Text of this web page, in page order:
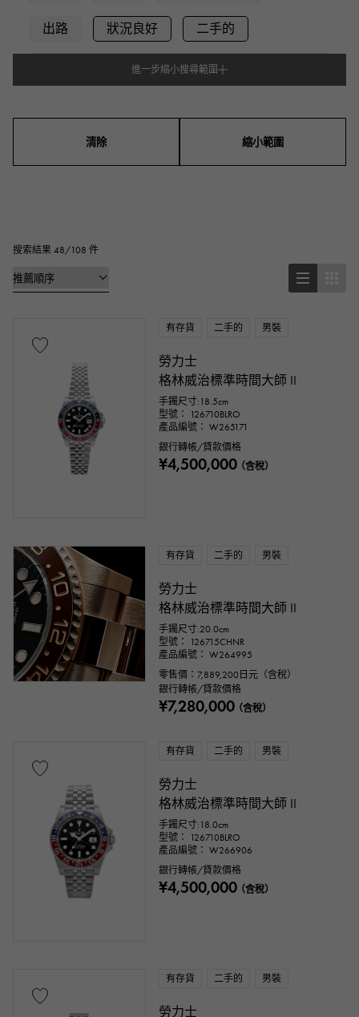
出路 狀況良好 二手的
型式
男裝 女士們 男女通用的
桶形（酒桶形）
靠墊型（靠墊盒）
手錶材質
不銹鋼材質 黃金 玫瑰金
白金 紅金 玫瑰金
鈦金
文字盤色
配件類
正品包裝盒 保固期 鑑定書
鑑別書 維修聲明 維修保修
一萬日元
進一步縮小搜尋範圍
清除 縮小範圍
搜索結果 48/108 件
有存貨 二手的 男裝
勞力士
格林威治標準時間大師 II
手鐲尺寸:18.5cm
型號： 126710BLRO
產品編號： W265171
銀行轉帳/貸款價格
¥4,500,000（含稅）
有存貨 二手的 男裝
勞力士
格林威治標準時間大師 II
手鐲尺寸:20.0cm
型號： 126715CHNR
產品編號： W264995
零售價： 7,889,200 日元（含稅）
銀行轉帳/貸款價格
¥7,280,000（含稅）
有存貨 二手的 男裝
勞力士
格林威治標準時間大師 II
手鐲尺寸:18.0cm
型號： 126710BLRO
產品編號： W266906
銀行轉帳/貸款價格
¥4,500,000（含稅）
有存貨 二手的 男裝
勞力士